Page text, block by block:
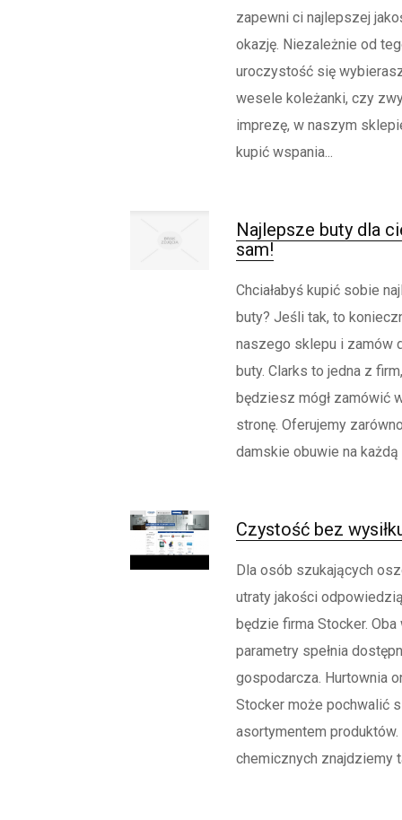
zapewni ci najlepszej
okazję. Niezależnie od
uroczystość się
wesele koleżanki, czy
imprezę, w naszym
kupić wspania...
Najlepsze buty dla
sam!
Chciałabyś kupić sobie
buty? Jeśli tak, to
naszego sklepu i zamów
buty. Clarks to jedna z
będziesz mógł zamówić
stronę. Oferujemy
damskie obuwie na każdą
Czystość bez
Dla osób szukających
utraty jakości
będzie firma Stocker. Oba
parametry spełnia
gospodarcza. Hurtownia
Stocker może pochwalić
asortymentem
chemicznych znajdziemy